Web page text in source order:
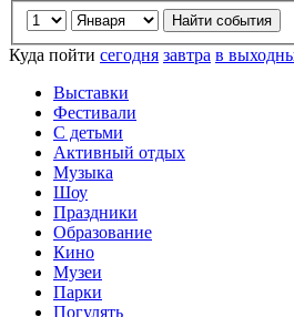
Куда пойти сегодня завтра в
Выставки
Фестивали
С детьми
Активный отдых
Музыка
Шоу
Праздники
Образование
Кино
Музеи
Парки
Погулять